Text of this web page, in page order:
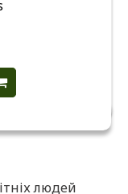
людей